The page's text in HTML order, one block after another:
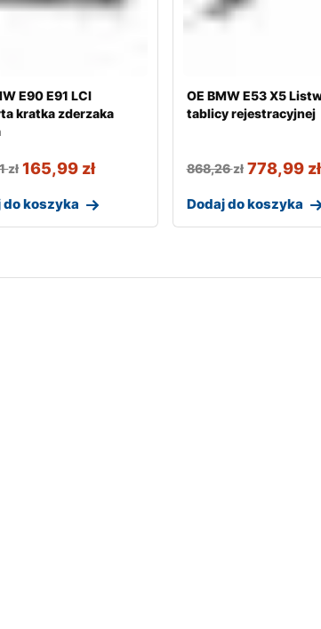
E90 E91 LCI
kratka zderzaka
zł 165,99 zł
do koszyka
OE BMW E53 X5
tablicy rejestracyjnej
868,26zł 778,99 zł
Dodaj do koszyka